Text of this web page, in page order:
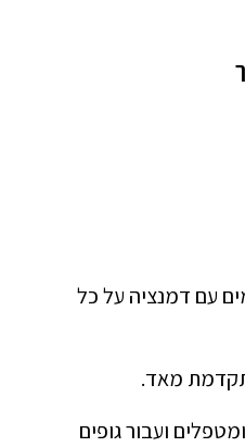
עם דמנציה על כל
מאד.
ועבור גופים